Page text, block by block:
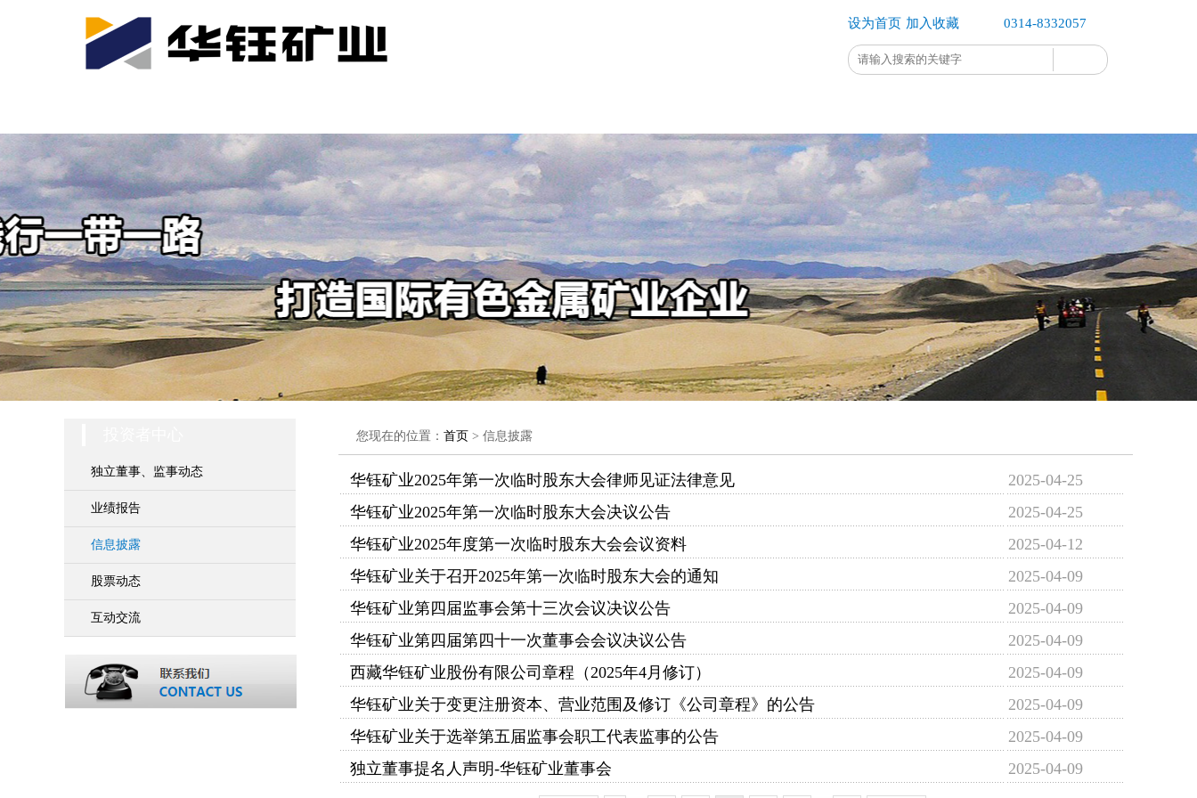
设为首页 加入收藏 0314-8332057
独立董事、监事动态
业绩报告
信息披露
股票动态
互动交流
您现在的位置： 首页 > 信息披露
华钰矿业2025年第一次临时股东大会律师见证法律意见
2025-04-25
华钰矿业2025年第一次临时股东大会决议公告
2025-04-25
华钰矿业2025年度第一次临时股东大会会议资料
2025-04-12
华钰矿业关于召开2025年第一次临时股东大会的通知
2025-04-09
华钰矿业第四届监事会第十三次会议决议公告
2025-04-09
华钰矿业第四届第四十一次董事会会议决议公告
2025-04-09
西藏华钰矿业股份有限公司章程（2025年4月修订）
2025-04-09
华钰矿业关于变更注册资本、营业范围及修订《公司章程》的公告
2025-04-09
华钰矿业关于选举第五届监事会职工代表监事的公告
2025-04-09
独立董事提名人声明-华钰矿业董事会
2025-04-09